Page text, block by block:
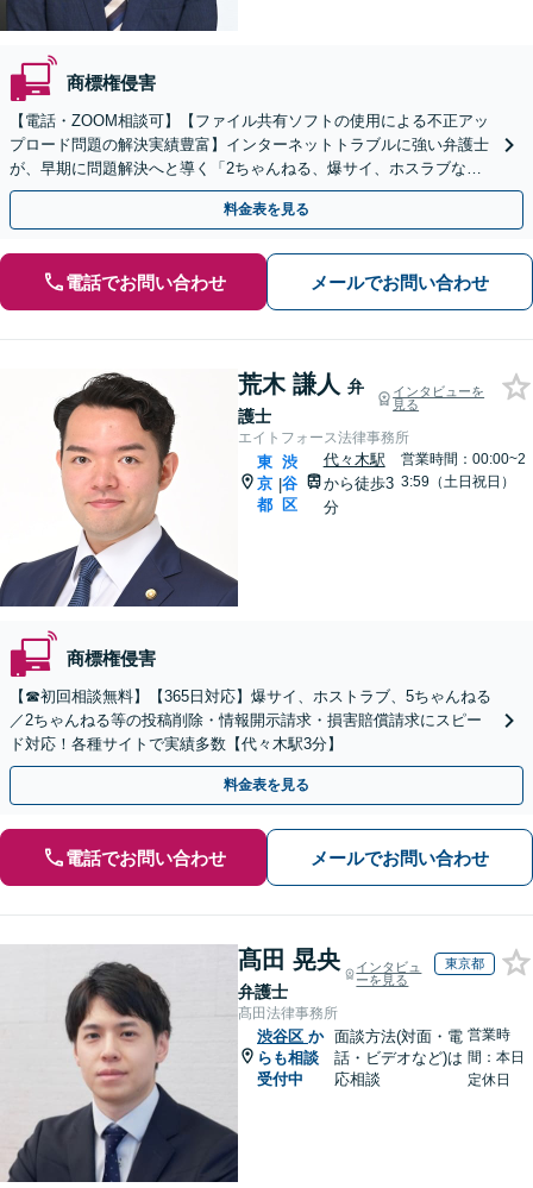
商標権侵害
【電話・ZOOM相談可】【ファイル共有ソフトの使用による不正アッ
プロード問題の解決実績豊富】インターネットトラブルに強い弁護士
が、早期に問題解決へと導く「2ちゃんねる、爆サイ、ホスラブなど
匿名掲示板の誹謗中傷問題にも対応」【完全個室対応】
料金表を見る
電話でお問い合わせ メールでお問い合わせ
荒木 謙人 弁
護士
インタビューを
見る
エイトフォース法律事務所
東
京
都
|
渋
谷
区
代々木駅
から徒歩3
分
営業時間：00:00~2
3:59（土日祝日）
商標権侵害
【☎︎初回相談無料】【365日対応】爆サイ、ホストラブ、5ちゃんねる
／2ちゃんねる等の投稿削除・情報開示請求・損害賠償請求にスピー
ド対応！各種サイトで実績多数【代々木駅3分】
料金表を見る
電話でお問い合わせ メールでお問い合わせ
髙田 晃央
弁護士
インタビュ
ーを見る
東京都
髙田法律事務所
渋谷区 か
らも相談
受付中
面談方法(対面・電
話・ビデオなど)は
応相談
営業時
間：本日
定休日